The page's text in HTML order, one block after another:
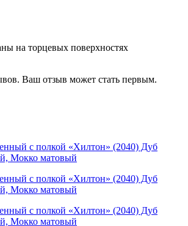
на торцевых поверхностях
Ваш отзыв может стать первым.